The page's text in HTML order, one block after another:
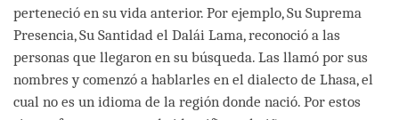
perteneció en su vida anterior. Por ejemplo, Su Suprema
Presencia, Su Santidad el Dalái Lama, reconoció a las
personas que llegaron en su búsqueda. Las llamó por sus
nombres y comenzó a hablarles en el dialecto de Lhasa, el
cual no es un idioma de la región donde nació. Por estos